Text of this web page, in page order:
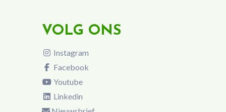
VOLG ONS
Instagram
Facebook
Youtube
Linkedin